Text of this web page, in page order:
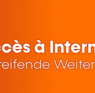
à